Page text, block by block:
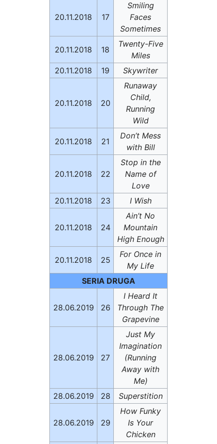
20.11.2018 17
Smiling
Faces
Sometimes
20.11.2018 18
Twenty-Five
Miles
20.11.2018
19 Skywriter
20.11.2018 20
Runaway
Child,
Running
Wild
20.11.2018 21
Don’t Mess
with Bill
20.11.2018 22
Stop in the
Name of
Love
20.11.2018
23 I Wish
20.11.2018 24
Ain’t No
Mountain
High Enough
20.11.2018 25
For Once in
My Life
SERIA DRUGA
28.06.2019 26
I Heard It
Through The
Grapevine
28.06.2019 27
Just My
Imagination
(Running
Away with
Me)
28.06.2019
28 Superstition
28.06.2019 29
How Funky
Is Your
Chicken